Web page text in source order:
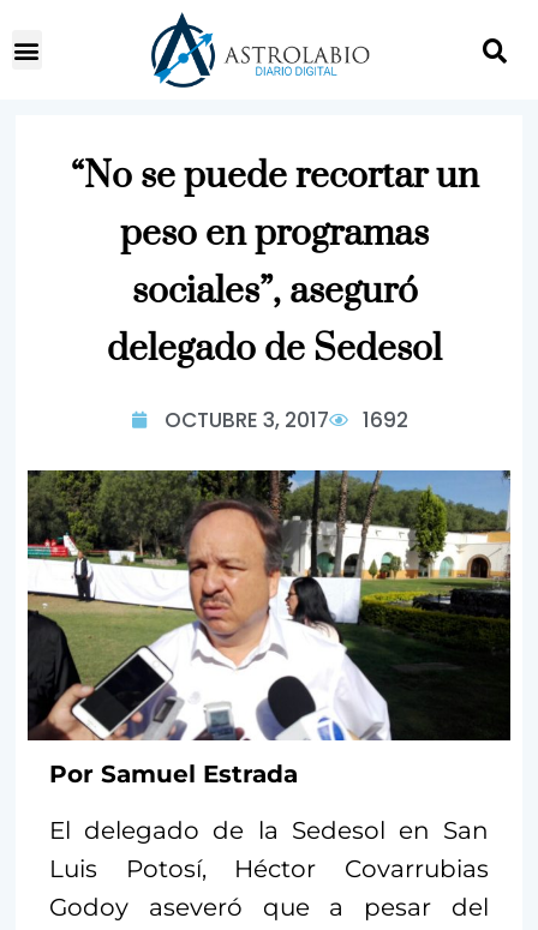
“No se puede recortar un
peso en programas
sociales”, aseguró
delegado de Sedesol
OCTUBRE 3, 2017 1692
Por Samuel Estrada
El delegado de la Sedesol en San
Luis Potosí, Héctor Covarrubias
Godoy aseveró que a pesar del